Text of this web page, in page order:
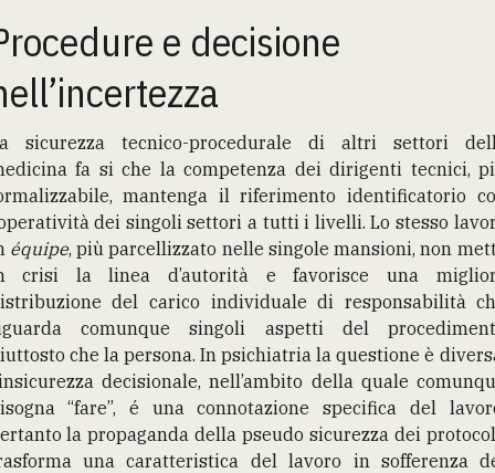
e decisione
sicurezza tecnico-procedurale di altri settori
fa si che la competenza dei dirigenti tecnici,
mantenga il riferimento identificatorio
dei singoli settori a tutti i livelli. Lo stesso
équipe, più parcellizzato nelle singole mansioni, non
crisi la linea d’autorità e favorisce una
del carico individuale di responsabilità
comunque singoli aspetti del
che la persona. In psichiatria la questione è
decisionale, nell’ambito della quale
“fare”, é una connotazione specifica del
la propaganda della pseudo sicurezza dei
una caratteristica del lavoro in sofferenza